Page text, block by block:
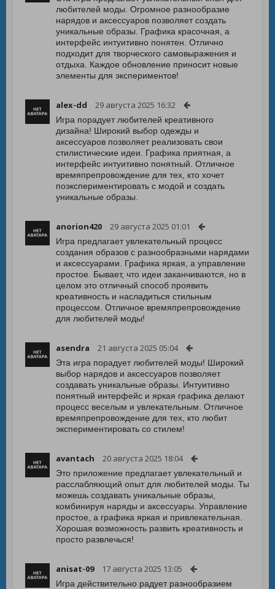
любителей моды. Огромное разнообразие
нарядов и аксессуаров позволяет создать
уникальные образы. Графика красочная, а
интерфейс интуитивно понятен. Отлично
подходит для творческого самовыражения и
отдыха. Каждое обновление приносит новые
элементы для экспериментов!
alex-dd 29 августа 2025 16:32
Игра порадует любителей креативного
дизайна! Широкий выбор одежды и
аксессуаров позволяет реализовать свои
стилистические идеи. Графика приятная, а
интерфейс интуитивно понятный. Отличное
времяпрепровождение для тех, кто хочет
поэкспериментировать с модой и создать
уникальные образы.
anorion420 29 августа 2025 01:01
Игра предлагает увлекательный процесс
создания образов с разнообразными нарядами
и аксессуарами. Графика яркая, а управление
простое. Бывает, что идеи заканчиваются, но в
целом это отличный способ проявить
креативность и насладиться стильным
процессом. Отличное времяпрепровождение
для любителей моды!
asendra 21 августа 2025 05:04
Эта игра порадует любителей моды! Широкий
выбор нарядов и аксессуаров позволяет
создавать уникальные образы. Интуитивно
понятный интерфейс и яркая графика делают
процесс веселым и увлекательным. Отличное
времяпрепровождение для тех, кто любит
экспериментировать со стилем!
avantach 20 августа 2025 18:04
Это приложение предлагает увлекательный и
расслабляющий опыт для любителей моды. Ты
можешь создавать уникальные образы,
комбинируя наряды и аксессуары. Управление
простое, а графика яркая и привлекательная.
Хорошая возможность развить креативность и
просто развлечься!
anisat-09 17 августа 2025 13:05
Игра действительно радует разнообразием